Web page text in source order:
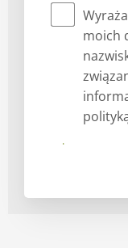
moich
Prześlij